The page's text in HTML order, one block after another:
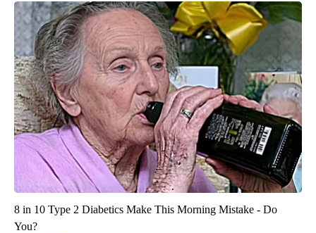
8 in 10 Type 2 Diabetics Make This Morning Mistake - Do
You?